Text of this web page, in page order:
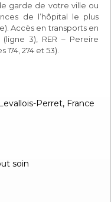
garde de votre ville ou
de l’hôpital le plus
Accès en transports en
3), RER – Pereire
174, 274 et 53).
Perret, France
soin